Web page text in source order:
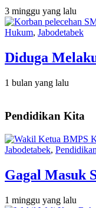
3 minggu yang lalu
Hukum, Jabodetabek
Diduga
1 bulan yang lalu
Pendidikan Kita
Jabodetabek, Pendidikan
Gagal Masuk
1 minggu yang lalu